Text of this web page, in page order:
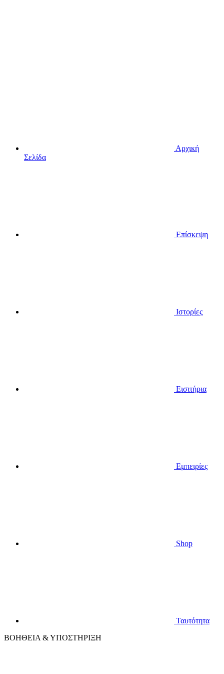
Αρχική
Σελίδα
Επίσκεψη
Ιστορίες
Εισιτήρια
Εμπειρίες
Shop
Ταυτότητα
ΒΟΗΘΕΙΑ & ΥΠΟΣΤΗΡΙΞΗ